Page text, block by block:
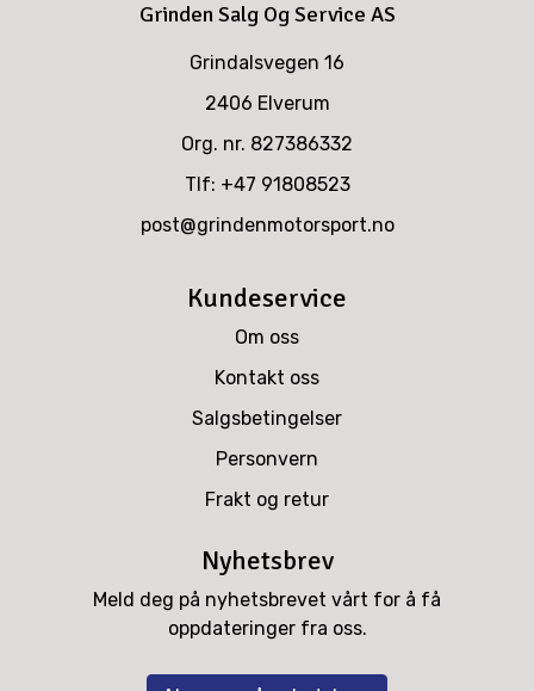
Grinden Salg Og Service AS
Grindalsvegen 16
2406 Elverum
Org. nr. 827386332
Tlf: +47 91808523
post@grindenmotorsport.no
Kundeservice
Om oss
Kontakt oss
Salgsbetingelser
Personvern
Frakt og retur
Nyhetsbrev
Meld deg på nyhetsbrevet vårt for å få
oppdateringer fra oss.